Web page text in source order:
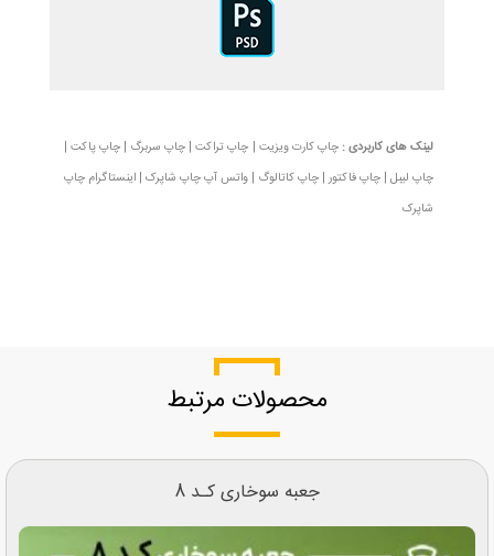
لینک های کاربردی : چاپ کارت ویزیت | چاپ تراکت | چاپ سربرگ | چاپ پاکت |
چاپ لیبل | چاپ فاکتور | چاپ کاتالوگ | واتس آپ چاپ شاپرک | اینستاگرام چاپ
شاپرک
محصولات مرتبط
جعبه سوخاری کـد 8